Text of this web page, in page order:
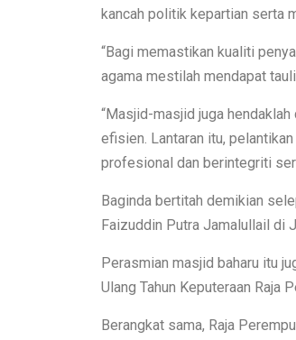
kancah politik kepartian serta
“Bagi memastikan kualiti
agama mestilah mendapat
“Masjid-masjid juga
efisien. Lantaran itu,
profesional dan berintegriti
Baginda bertitah demikian
Faizuddin Putra Jamalullail di
Perasmian masjid baharu itu
Ulang Tahun Keputeraan Raja
Berangkat sama, Raja